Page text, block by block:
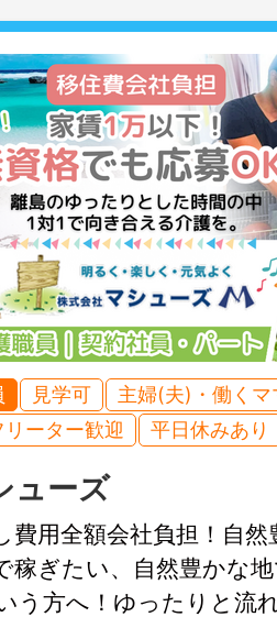
見学可
主婦(夫)・働くマ
ーター歓迎
平日休みあり
ューズ
費用全額会社負担！自
稼ぎたい、自然豊かな
う方へ！ゆったりと流